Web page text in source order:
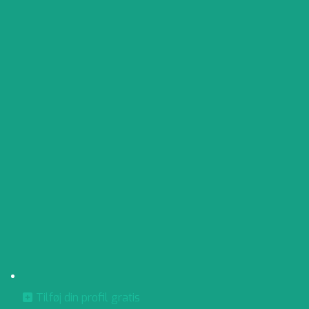
Tilføj din profil gratis